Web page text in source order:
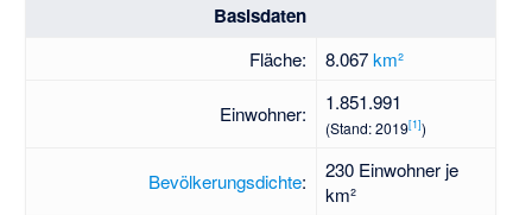
Basisdaten
Fläche: 8.067km²
Einwohner: 1.851.991
(Stand: 2019[1])
Bevölkerungsdichte:
230 Einwohner je
km²